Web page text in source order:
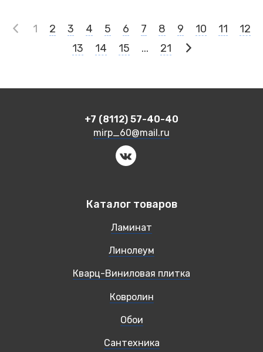
1 2 3 4 5 6 7 8 9 10 11
12
13
14 15 ... 21
+7 (8112) 57-40-40
mirp_60@mail.ru
Каталог товаров
Ламинат
Линолеум
Кварц-Виниловая плитка
Ковролин
Обои
Сантехника